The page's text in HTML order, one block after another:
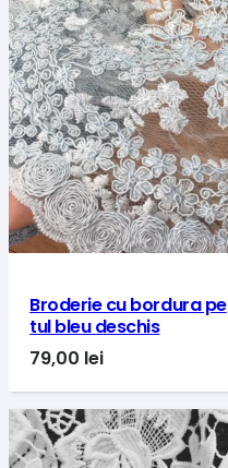
Broderie cu bordura pe
tul bleu deschis
79,00 lei